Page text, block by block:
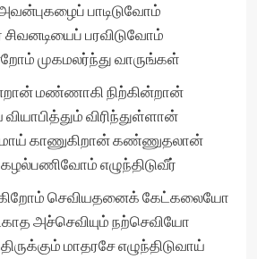
பாடிடுவோம்
பரவிடுவோம்
முகமலர்ந்து வாருங்கள்
மண்ணாகி நிற்கின்றான்
விரிந்துள்ளான்
காணுகிறான் கண்ணுதலான்
கழல்பணிவோம் எழுந்திடுவீர்
செவியதனைக் கேட்கலையோ
அச்செவியும் நற்செவியோ
மாதரசே எழுந்திடுவாய்